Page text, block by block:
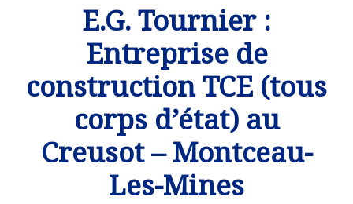
E.G. Tournier :
Entreprise de
construction TCE (tous
corps d’état) au
Creusot – Montceau-
Les-Mines